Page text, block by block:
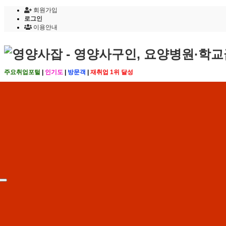
회원가입
로그인
이용안내
주요취업포털 인기도 방문객 재취업 1위 달성